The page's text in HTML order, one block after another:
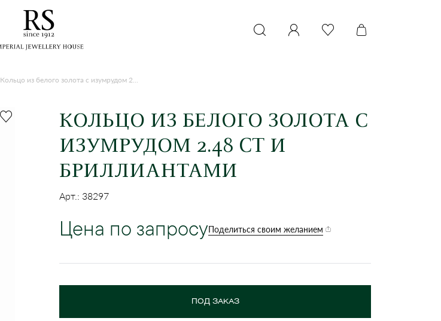
Кольцо из белого золота с изумрудом 2...
КОЛЬЦО ИЗ БЕЛОГО ЗОЛОТА С
ИЗУМРУДОМ 2.48 CT И
БРИЛЛИАНТАМИ
Арт.: 38297
Цена по запросуПоделиться своим желанием
ПОД ЗАКАЗ